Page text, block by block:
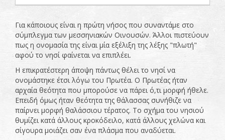
Για κάποιους είναι η πρώτη νήσος που συναντάμε στο
σύμπλεγμα των μεσσηνιακών Οινουσών. Άλλοι πιστεύουν
πως η ονομασία της είναι μία εξέλιξη της λέξης "πλωτή"
αφού το νησί φαίνεται να επιπλέει.
Η επικρατέστερη άποψη πάντως θέλει το νησί να
ονομάστηκε έτσι λόγω του Πρωτέα. Ο Πρωτέας ήταν
αρχαία θεότητα που μπορούσε να πάρει ό,τι μορφή ήθελε.
Επειδή όμως ήταν θεότητα της θάλασσας συνήθιζε να
παίρνει μορφή θαλάσσιου τέρατος. Το σχήμα του νησιού
θυμίζει κατά άλλους κροκόδειλο, κατά άλλους χελώνα και
σίγουρα μοιάζει σαν ένα πλάσμα που αναδύεται.